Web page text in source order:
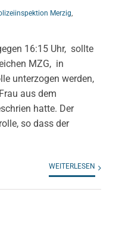
Merzig,
16:15 Uhr, sollte
MZG, in
unterzogen werden,
aus dem
hatte. Der
so dass der
WEITERLESEN